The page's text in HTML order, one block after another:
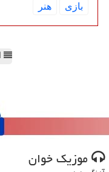
بازی
هنر
موزیك خوان